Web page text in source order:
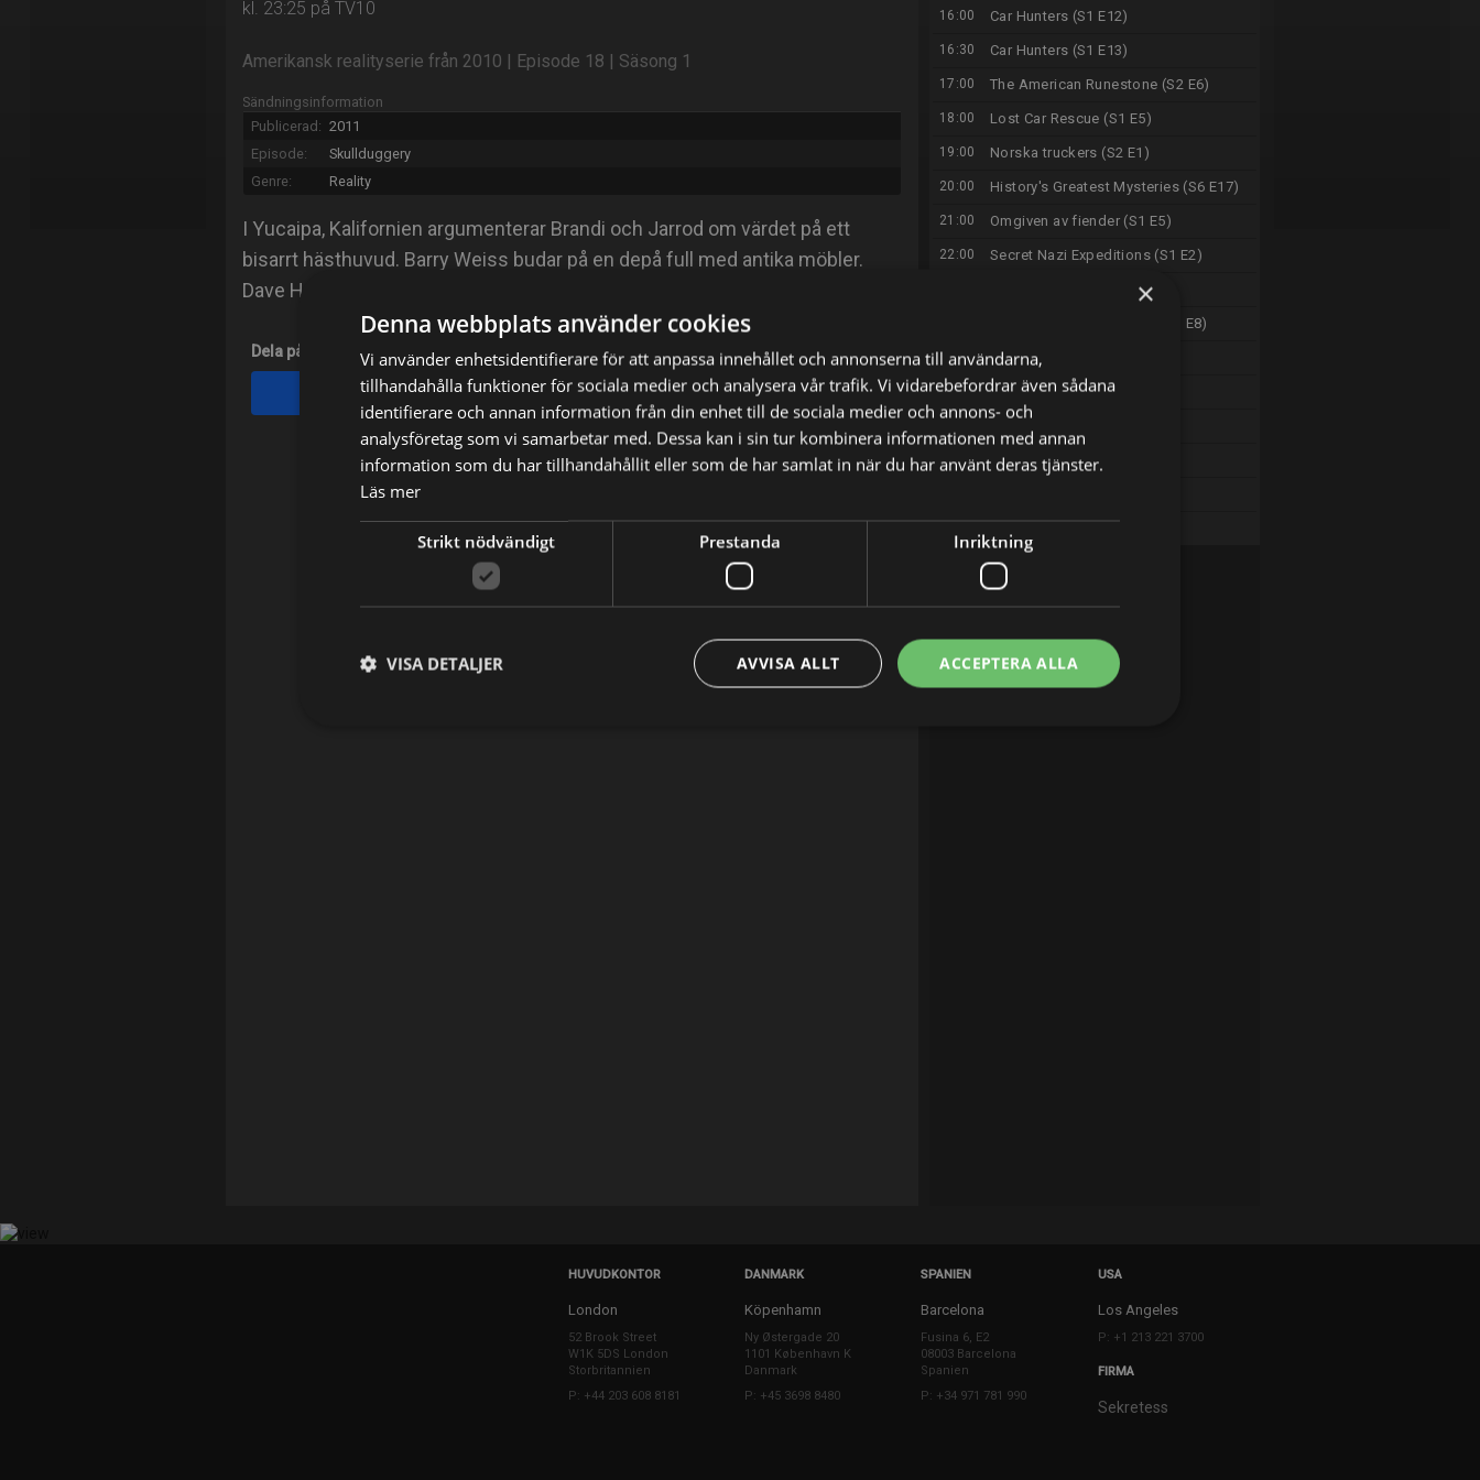
kl. 23:25 på TV10
Amerikansk realityserie från 2010 | Episode 18 | Säsong 1
Sändningsinformation
Publicerad: 2011
Episode:
Skullduggery
Genre:
Reality
I Yucaipa, Kalifornien argumenterar Brandi och Jarrod om värdet på ett
bisarrt hästhuvud. Barry Weiss budar på en depå full med antika möbler.
Dave Hester gör det konstigaste... någonsin.
Dela på
Facebook X E-postadress
16:00 Car Hunters (S1 E12)
16:30 Car Hunters (S1 E13)
17:00 The American Runestone (S2 E6)
18:00 Lost Car Rescue (S1 E5)
19:00 Norska truckers (S2 E1)
20:00 History's Greatest Mysteries (S6 E17)
21:00 Omgiven av fiender (S1 E5)
22:00 Secret Nazi Expeditions (S1 E2)
Lost Car Rescue (S1 E5)
Damian Lewis: Spy Wars (S1 E8)
01:00 Omgiven av fiender (S1 E5)
02:00 Police 24/7 (S2 E20)
04:00 OSL 24-7 (S2 E21)
HUVUDKONTOR
London
52 Brook Street
W1K 5DS London
Storbritannien
P: +44 203 608 8181
DANMARK
Köpenhamn
Ny Østergade 20
1101 København K
Danmark
P: +45 3698 8480
SPANIEN
Barcelona
Fusina 6, E2
08003 Barcelona
Spanien
P: +34 971 781 990
USA
Los Angeles
P: +1 213 221 3700
FIRMA
Sekretess
×
Denna webbplats använder cookies
Vi använder enhetsidentifierare för att anpassa innehållet och annonserna till användarna,
tillhandahålla funktioner för sociala medier och analysera vår trafik. Vi vidarebefordrar även sådana
identifierare och annan information från din enhet till de sociala medier och annons- och
analysföretag som vi samarbetar med. Dessa kan i sin tur kombinera informationen med annan
information som du har tillhandahållit eller som de har samlat in när du har använt deras tjänster.
Läs mer
Strikt nödvändigt Prestanda Inriktning
ACCEPTERA ALLA
AVVISA ALLT
VISA DETALJER